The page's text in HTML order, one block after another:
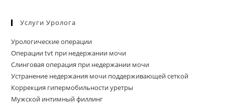
Услуги Уролога
Урологические операции
Операции tvt при недержании мочи
Слинговая операция при недержании мочи
Устранение недержания мочи поддерживающей сеткой
Коррекция гипермобильности уретры
Мужской интимный филлинг